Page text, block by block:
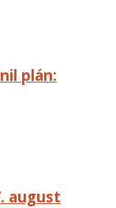
plán:
august